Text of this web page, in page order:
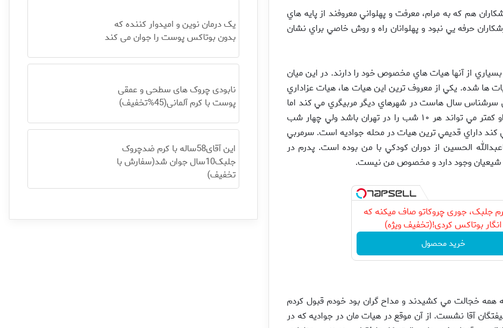
هم که به مرام، معرفت و پهلواني معروفند از پايه هاي
تا ۶۰ سال گذشته خبري از ورزشکاران حرفه يي نبود و پهلوانان راه و روش خاصي براي نشان
از آنها هيات هاي مخصوص خود را دارند. در اين ميان
ها شده. يکي از معروف ترين اين هيات ها، هيات عزاداري
سرشناس سال هاست در شهرهاي ديگر مربيگري مي کند اما
براي دهه اول محرم خود را به تهران مي رساند. البته طي سال هاي گذشته او کمتر مي تواند هر ۱۰ شب را در تهران باشد ولي چهار شب
کند داراي قديمي ترين هيات در محله جواديه است. سرمربي
الحسين از دوران کودکي با من بوده است. پدرم در
شيعيان وجود دارد و مخصوص من نيست.
جلبک، جوری چروکاتو صاف میکنه که
انگار بوتاکس کردی!(تخفیف ویژه)
خرید محصول
همه خجالت مي کشيدند و مداح گران بود خودم قبول کردم
آقا نشست. از آن موقع در هيات مان در جواديه که در
یک درمان نوین و امیدوار کننده که
بدون بوتاکس پوست را جوان می کند
نابودی چروک های سطحی و عمقی
پوست با کرم آلمانی(45%تخفیف)
این آقای58ساله با کرم ضدچروک
جلبک10سال جوان شد(سفارش با
تخفیف)